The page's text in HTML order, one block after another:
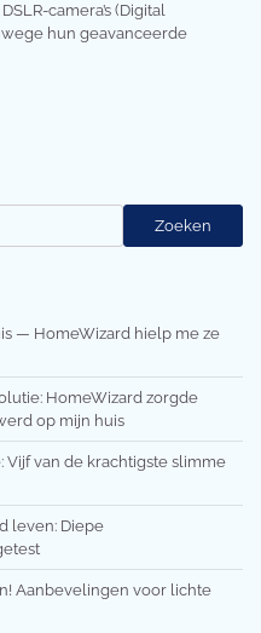
camera’s (Digital
hun geavanceerde
Zoeken
— HomeWizard hielp me ze
HomeWizard zorgde
op mijn huis
Vijf van de krachtigste slimme
leven: Diepe
Aanbevelingen voor lichte